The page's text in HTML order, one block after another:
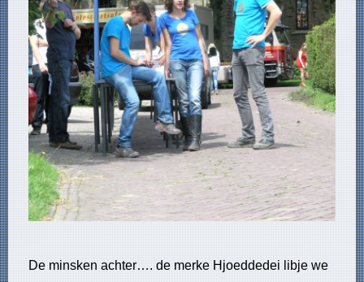
De minsken achter…. de merke Hjoeddedei libje we